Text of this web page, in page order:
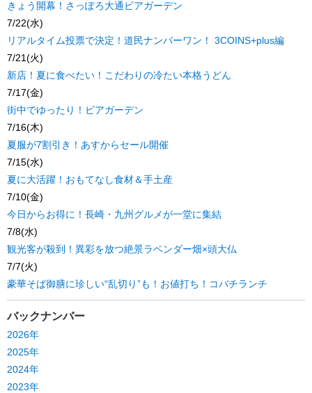
きょう開幕！さっぽろ大通ビアガーデン
7/22(水)
リアルタイム投票で決定！道民ナンバーワン！ 3COINS+plus編
7/21(火)
新店！夏に食べたい！こだわりの冷たい本格うどん
7/17(金)
街中でゆったり！ビアガーデン
7/16(木)
夏服が7割引き！あすからセール開催
7/15(水)
夏に大活躍！おもてなし食材＆手土産
7/10(金)
今日からお得に！長崎・九州グルメが一堂に集結
7/8(水)
観光客が殺到！異彩を放つ絶景ラベンダー畑×頭大仏
7/7(火)
豪華そば御膳に珍しい“乱切り”も！お値打ち！コバチランチ
バックナンバー
2026年
2025年
2024年
2023年